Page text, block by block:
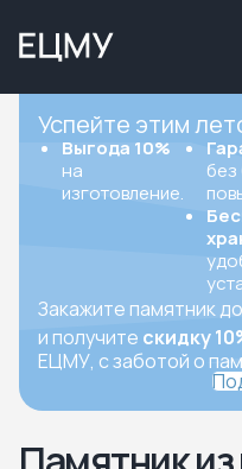
Успейте этим
Выгода 10%
на
изготовление.
Закажите памятник
и получите скидку
ЕЦМУ, с заботой о